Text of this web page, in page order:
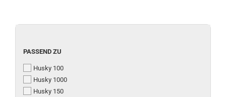
PASSEND ZU
Husky 100
Husky 1000
Husky 150